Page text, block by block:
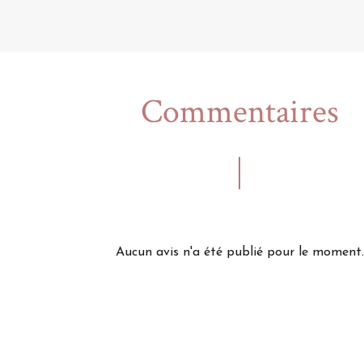
Commentaires
Aucun avis n'a été publié pour le moment.